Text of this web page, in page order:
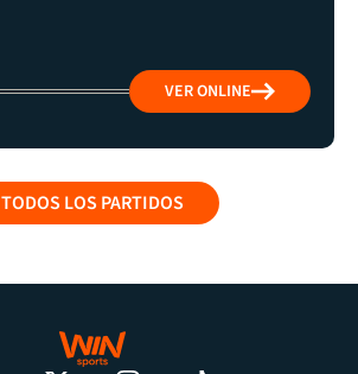
VER ONLINE
TODOS LOS PARTIDOS